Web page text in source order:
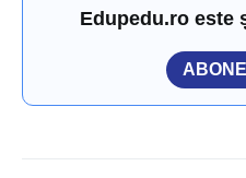
Edupedu.ro este